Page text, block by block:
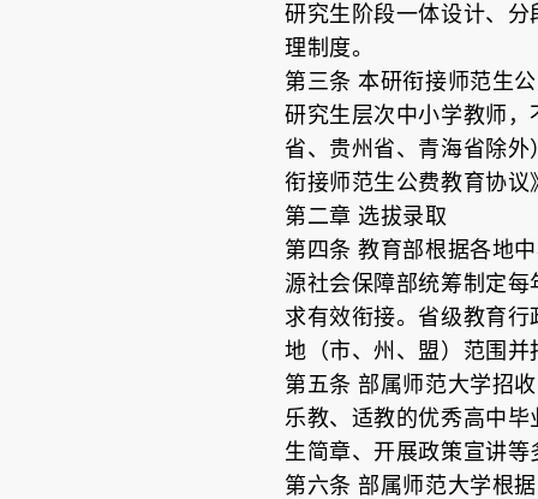
研究生阶段一体设计、
理制度。
第三条 本研衔接师范生
研究生层次中小学教师
省、贵州省、青海省除
衔接师范生公费教育协
第二章 选拔录取
第四条 教育部根据各地
源社会保障部统筹制定
求有效衔接。省级教育
地（市、州、盟）范围
第五条 部属师范大学招
乐教、适教的优秀高中
生简章、开展政策宣讲
第六条 部属师范大学根